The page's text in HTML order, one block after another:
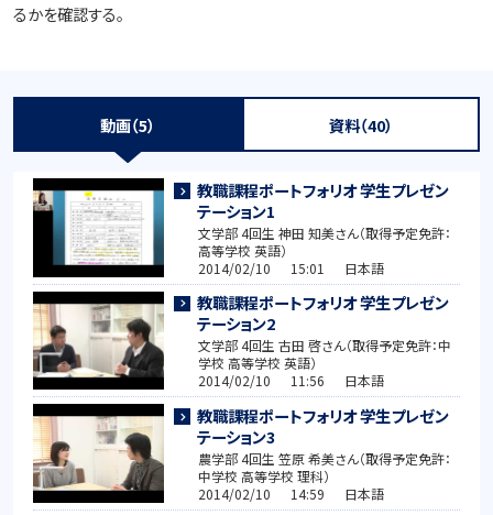
るかを確認する。
動画（5） 資料（40）
教職課程ポートフォリオ 学生プレゼン
テーション1
文学部 4回生 神田 知美さん（取得予定免許：
高等学校 英語）
2014/02/10 15:01 日本語
教職課程ポートフォリオ 学生プレゼン
テーション2
文学部 4回生 古田 啓さん（取得予定免許：中
学校 高等学校 英語）
2014/02/10 11:56 日本語
教職課程ポートフォリオ 学生プレゼン
テーション3
農学部 4回生 笠原 希美さん（取得予定免許：
中学校 高等学校 理科）
2014/02/10 14:59 日本語